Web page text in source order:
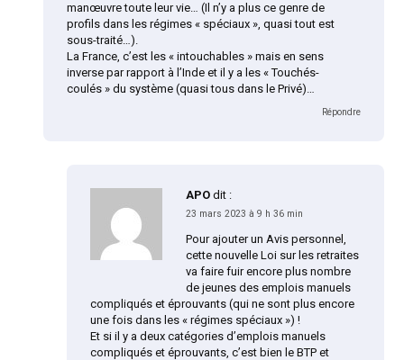
manœuvre toute leur vie… (Il n’y a plus ce genre de
profils dans les régimes « spéciaux », quasi tout est
sous-traité…).
La France, c’est les « intouchables » mais en sens
inverse par rapport à l’Inde et il y a les « Touchés-
coulés » du système (quasi tous dans le Privé)…
Répondre
APO dit :
23 mars 2023 à 9 h 36 min
Pour ajouter un Avis personnel,
cette nouvelle Loi sur les retraites
va faire fuir encore plus nombre
de jeunes des emplois manuels
compliqués et éprouvants (qui ne sont plus encore
une fois dans les « régimes spéciaux ») !
Et si il y a deux catégories d’emplois manuels
compliqués et éprouvants, c’est bien le BTP et